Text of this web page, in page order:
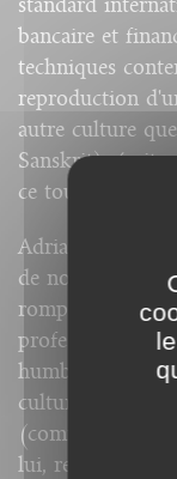
standard
bancaire et
techniques
reproduction
autre culture
Sanskrit),
ce tour
Adrian Frutiger,
de notre temps.
rompus », il
professionnelle,
humblement)
culturelle, avec
(comme nous
lui, représentés